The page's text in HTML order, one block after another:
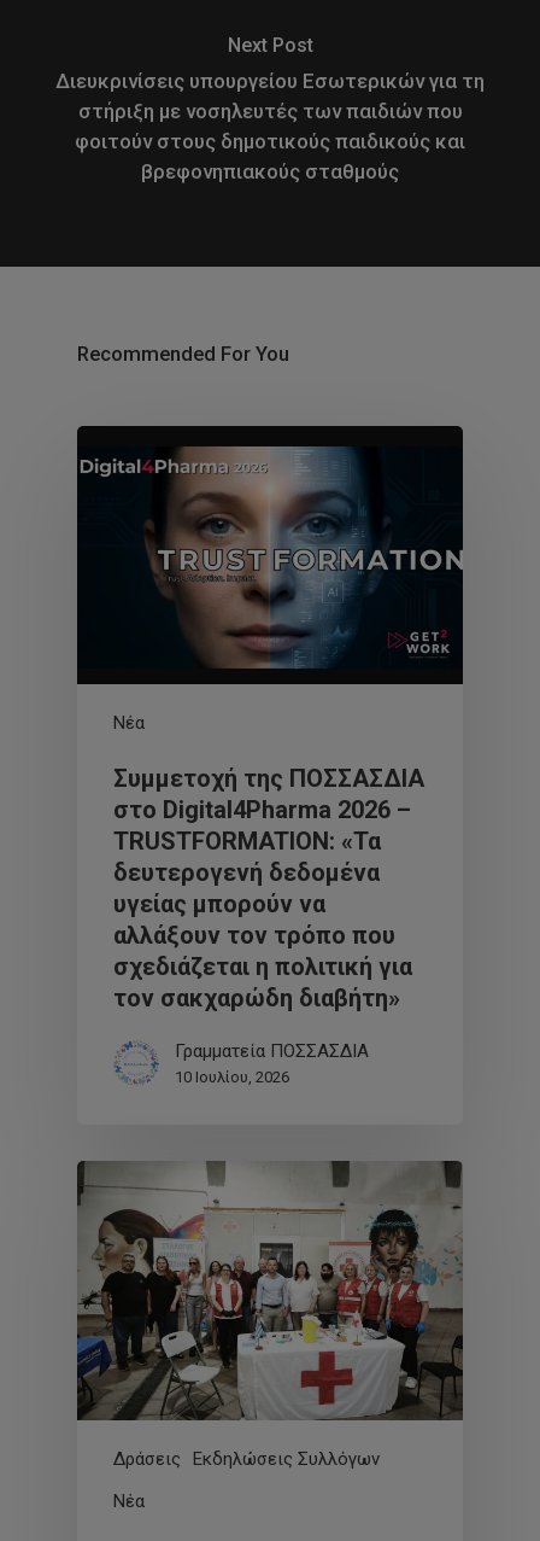
Next Post
Διευκρινίσεις υπουργείου Εσωτερικών για τη
στήριξη με νοσηλευτές των παιδιών που
φοιτούν στους δημοτικούς παιδικούς και
βρεφονηπιακούς σταθμούς
Recommended For You
Νέα
Συμμετοχή της ΠΟΣΣΑΣΔΙΑ
στο Digital4Pharma 2026 –
TRUSTFORMATION: «Τα
δευτερογενή δεδομένα
υγείας μπορούν να
αλλάξουν τον τρόπο που
σχεδιάζεται η πολιτική για
τον σακχαρώδη διαβήτη»
Γραμματεία ΠΟΣΣΑΣΔΙΑ
10 Ιουλίου, 2026
Δράσεις
Εκδηλώσεις Συλλόγων
Νέα